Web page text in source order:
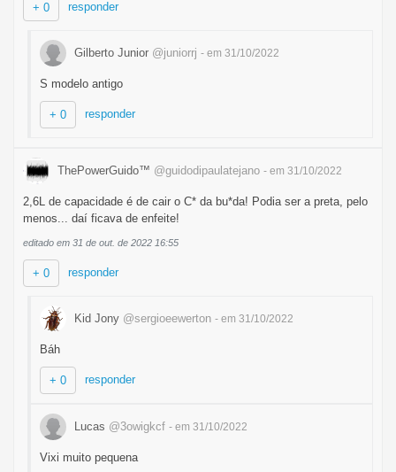
+ 0 responder
Gilberto Junior @juniorrj - em 31/10/2022
S modelo antigo
+ 0 responder
ThePowerGuido™ @guidodipaulatejano - em 31/10/2022
2,6L de capacidade é de cair o C* da bu*da! Podia ser a preta, pelo
menos... daí ficava de enfeite!
editado em 31 de out. de 2022 16:55
+ 0 responder
Kid Jony @sergioeewerton - em 31/10/2022
Báh
+ 0 responder
Lucas @3owigkcf - em 31/10/2022
Vixi muito pequena